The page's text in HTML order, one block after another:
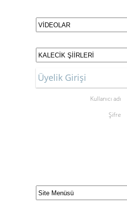
Üyelik Girişi
Kullanıcı adı
Şifre